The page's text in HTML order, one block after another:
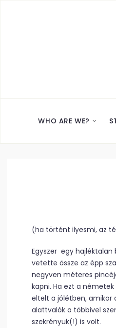
WHO ARE WE?
(ha történt ilyesmi, az
Egyszer egy
vetette össze az épp
negyven méteres
kapni. Ha ezt a
eltelt a jólétben, amikor
alattvalók a többivel
szekrényük(!) is volt.